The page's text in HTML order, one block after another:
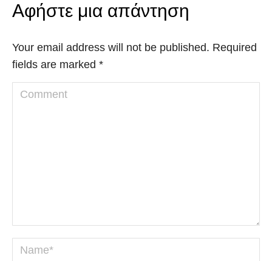
Αφήστε μια απάντηση
Your email address will not be published. Required
fields are marked *
Comment
Name *